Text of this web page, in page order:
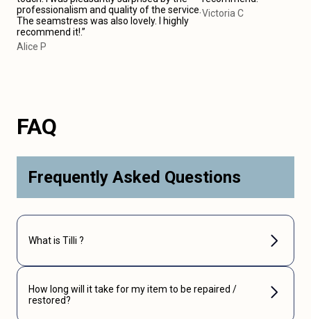
professionalism and quality of the service.
The seamstress was also lovely. I highly
recommend it!.”
Alice P
Victoria C
FAQ
Frequently Asked Questions
What is Tilli ?
How long will it take for my item to be repaired /
restored?